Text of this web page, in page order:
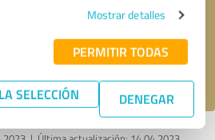
Mostrar detalles
PERMITIR TODAS
SELECCIÓN DENEGAR